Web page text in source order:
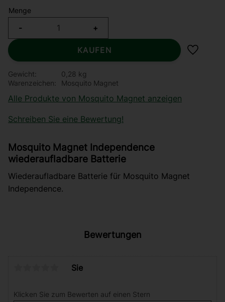
Menge
+
-
KAUFEN
Zu
Gewicht
0,28 kg
Warenzeichen
Mosquito Magnet
Alle Produkte von Mosquito Magnet anzeigen
Schreiben Sie eine Bewertung!
Mosquito Magnet Independence
wiederaufladbare Batterie
Wiederaufladbare Batterie für Mosquito Magnet
Independence.
Bewertungen
Sie
Klicken Sie zum Bewerten auf einen Stern